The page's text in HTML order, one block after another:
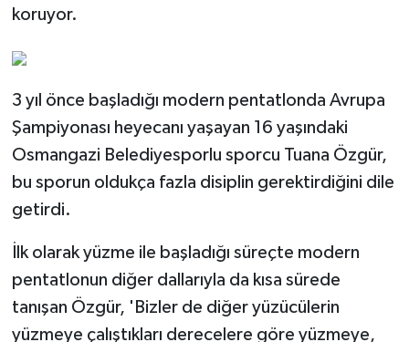
koruyor.
3 yıl önce başladığı modern pentatlonda Avrupa
Şampiyonası heyecanı yaşayan 16 yaşındaki
Osmangazi Belediyesporlu sporcu Tuana Özgür,
bu sporun oldukça fazla disiplin gerektirdiğini dile
getirdi.
İlk olarak yüzme ile başladığı süreçte modern
pentatlonun diğer dallarıyla da kısa sürede
tanışan Özgür, 'Bizler de diğer yüzücülerin
yüzmeye çalıştıkları derecelere göre yüzmeye,